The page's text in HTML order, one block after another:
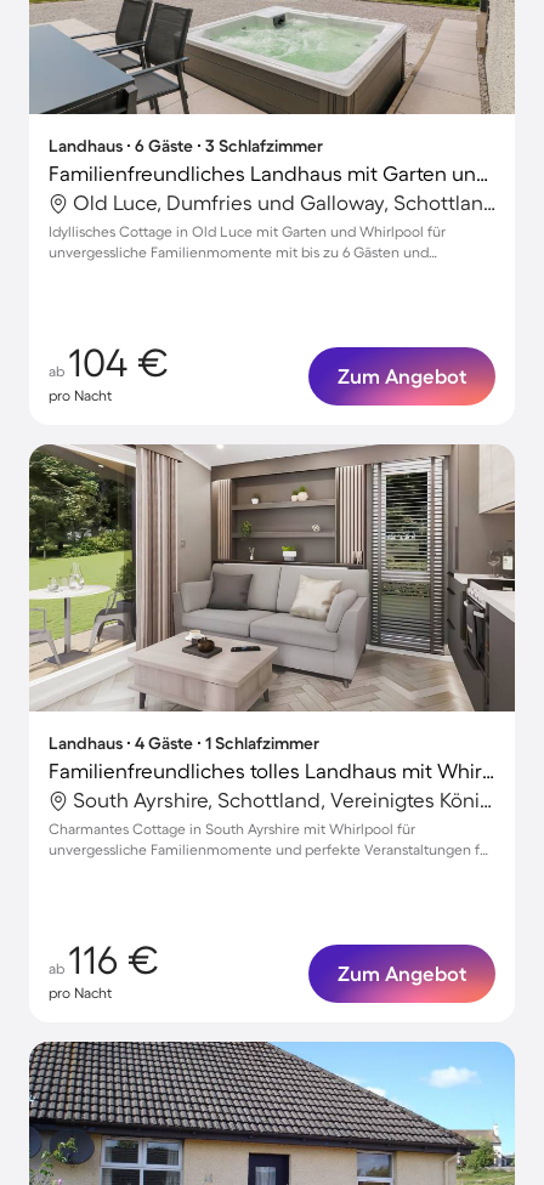
Landhaus ∙ 6 Gäste ∙ 3 Schlafzimmer
Familienfreundliches Landhaus mit Garten und Whirlpool | Strand in der Nähe | Haustierfreundlich
Old Luce, Dumfries und Galloway, Schottland
Idyllisches Cottage in Old Luce mit Garten und Whirlpool für
unvergessliche Familienmomente mit bis zu 6 Gästen und
ab 104 €
pro Nacht
Zum Angebot
Landhaus ∙ 4 Gäste ∙ 1 Schlafzimmer
Familienfreundliches tolles Landhaus mit Whirlpool
South Ayrshire, Schottland, Vereinigtes Königreich
Charmantes Cottage in South Ayrshire mit Whirlpool für
unvergessliche Familienmomente und perfekte Veranstaltungen für
ab 116 €
pro Nacht
Zum Angebot